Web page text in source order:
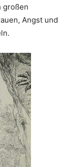
großen
Angst und